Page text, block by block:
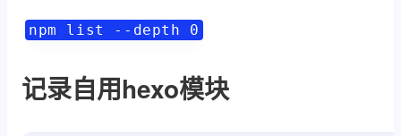
npm list --depth 0
记录自用hexo模块